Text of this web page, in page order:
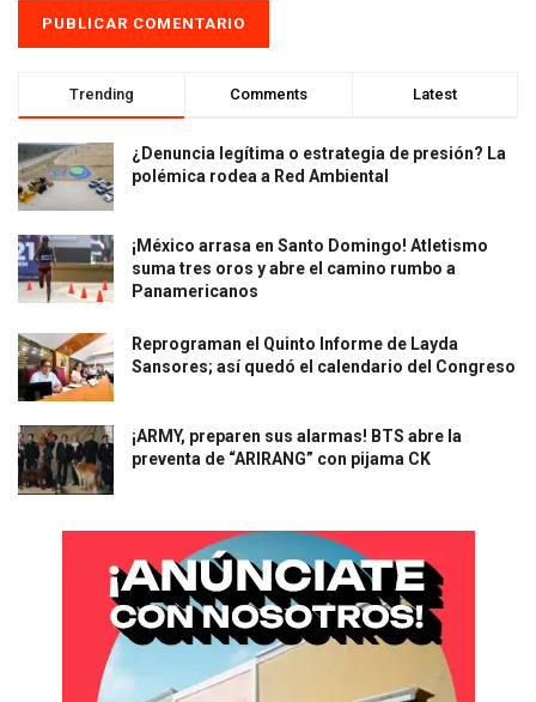
Trending Comments Latest
¿Denuncia legítima o estrategia de presión? La
polémica rodea a Red Ambiental
¡México arrasa en Santo Domingo! Atletismo
suma tres oros y abre el camino rumbo a
Panamericanos
Reprograman el Quinto Informe de Layda
Sansores; así quedó el calendario del Congreso
¡ARMY, preparen sus alarmas! BTS abre la
preventa de “ARIRANG” con pijama CK